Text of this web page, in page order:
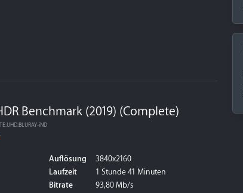
Benchmark (2019) (Complete)
iND
Auflösung
3840x2160
Laufzeit
1 Stunde 41 Minuten
Bitrate
93,80 Mb/s